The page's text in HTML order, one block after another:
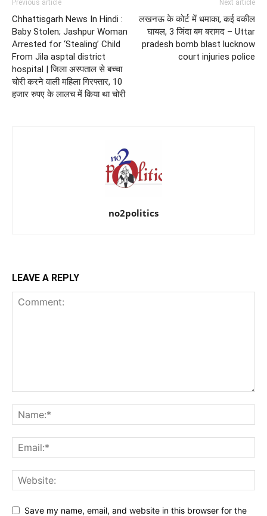
Previous article
Chhattisgarh News In Hindi :
Baby Stolen; Jashpur Woman
Arrested for ‘Stealing’ Child
From Jila asptal district
hospital | जिला अस्पताल से बच्चा
चोरी करने वाली महिला गिरफ्तार, 10
हजार रुपए के लालच में किया था चोरी
Next article
लखनऊ के कोर्ट में धमाका, कई वकील
घायल, 3 जिंदा बम बरामद – Uttar
pradesh bomb blast lucknow
court injuries police
no2politics
LEAVE A REPLY
Save my name, email, and website in this browser for the